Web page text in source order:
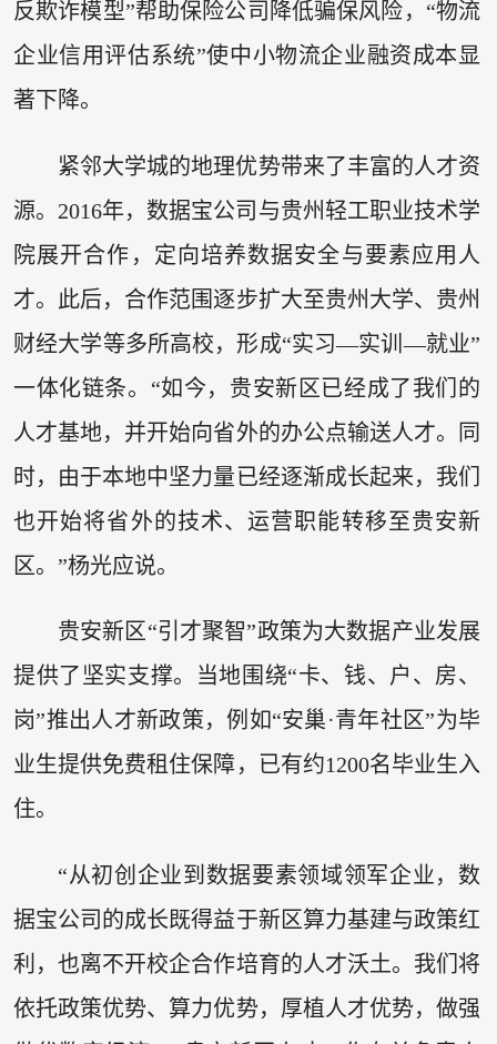
反欺诈模型”帮助保险公司降低骗保风险，“物流
企业信用评估系统”使中小物流企业融资成本显
著下降。
紧邻大学城的地理优势带来了丰富的人才资
源。2016年，数据宝公司与贵州轻工职业技术学
院展开合作，定向培养数据安全与要素应用人
才。此后，合作范围逐步扩大至贵州大学、贵州
财经大学等多所高校，形成“实习—实训—就业”
一体化链条。“如今，贵安新区已经成了我们的
人才基地，并开始向省外的办公点输送人才。同
时，由于本地中坚力量已经逐渐成长起来，我们
也开始将省外的技术、运营职能转移至贵安新
区。”杨光应说。
贵安新区“引才聚智”政策为大数据产业发展
提供了坚实支撑。当地围绕“卡、钱、户、房、
岗”推出人才新政策，例如“安巢·青年社区”为毕
业生提供免费租住保障，已有约1200名毕业生入
住。
“从初创企业到数据要素领域领军企业，数
据宝公司的成长既得益于新区算力基建与政策红
利，也离不开校企合作培育的人才沃土。我们将
依托政策优势、算力优势，厚植人才优势，做强